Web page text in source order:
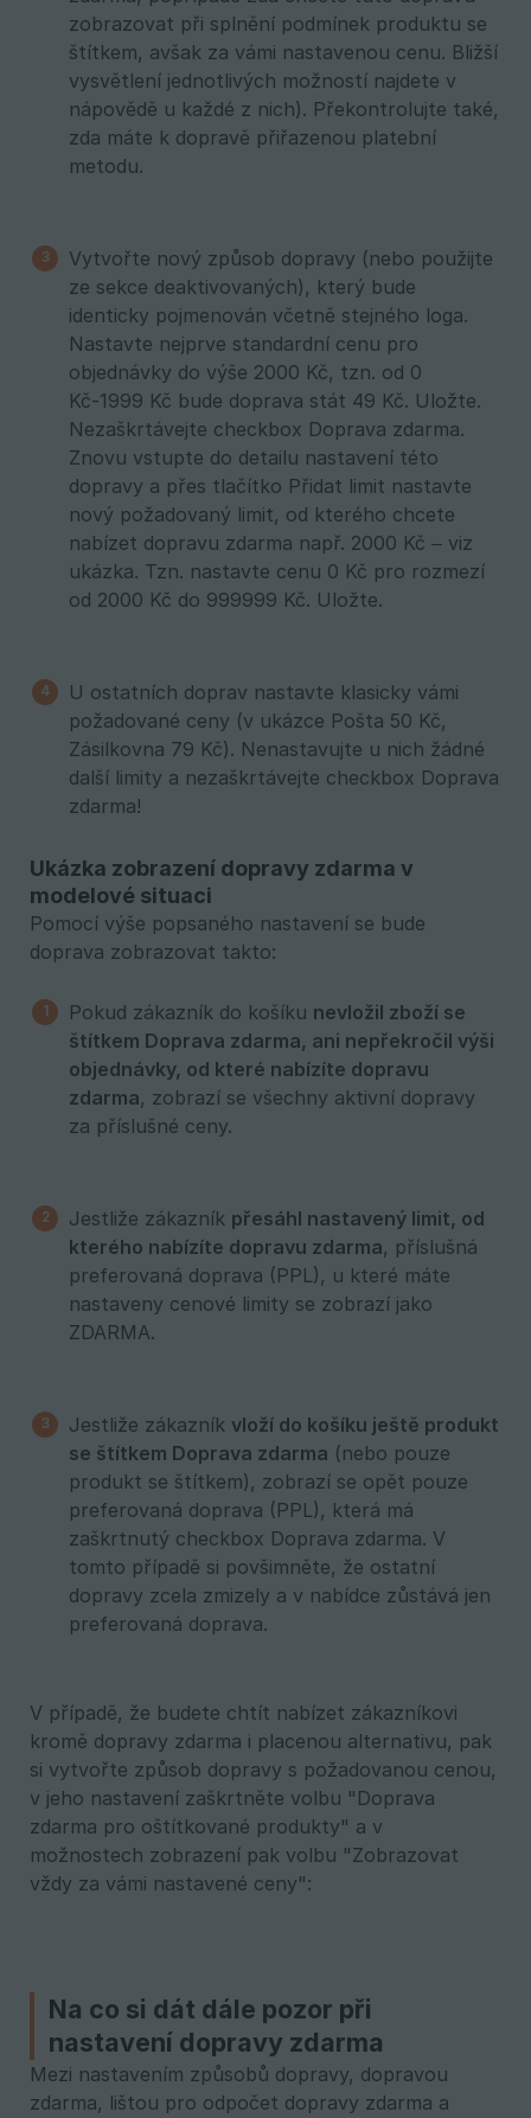
zobrazovat při splnění podmínek produktu se
štítkem, avšak za vámi nastavenou cenu. Bližší
vysvětlení jednotlivých možností najdete v
nápovědě u každé z nich). Překontrolujte také,
zda máte k dopravě přiřazenou platební
metodu.
Vytvořte nový způsob dopravy (nebo použijte
ze sekce deaktivovaných), který bude
identicky pojmenován včetně stejného loga.
Nastavte nejprve standardní cenu pro
objednávky do výše 2000 Kč, tzn. od 0
Kč-1999 Kč bude doprava stát 49 Kč. Uložte.
Nezaškrtávejte checkbox Doprava zdarma.
Znovu vstupte do detailu nastavení této
dopravy a přes tlačítko Přidat limit nastavte
nový požadovaný limit, od kterého chcete
nabízet dopravu zdarma např. 2000 Kč – viz
ukázka. Tzn. nastavte cenu 0 Kč pro rozmezí
od 2000 Kč do 999999 Kč. Uložte.
U ostatních doprav nastavte klasicky vámi
požadované ceny (v ukázce Pošta 50 Kč,
Zásilkovna 79 Kč). Nenastavujte u nich žádné
další limity a nezaškrtávejte checkbox Doprava
zdarma!
Ukázka zobrazení dopravy zdarma v
modelové situaci
Pomocí výše popsaného nastavení se bude
doprava zobrazovat takto:
Pokud zákazník do košíku nevložil zboží se
štítkem Doprava zdarma, ani nepřekročil výši
objednávky, od které nabízíte dopravu
zdarma, zobrazí se všechny aktivní dopravy
za příslušné ceny.
Jestliže zákazník přesáhl nastavený limit, od
kterého nabízíte dopravu zdarma, příslušná
preferovaná doprava (PPL), u které máte
nastaveny cenové limity se zobrazí jako
ZDARMA.
Jestliže zákazník vloží do košíku ještě produkt
se štítkem Doprava zdarma (nebo pouze
produkt se štítkem), zobrazí se opět pouze
preferovaná doprava (PPL), která má
zaškrtnutý checkbox Doprava zdarma. V
tomto případě si povšimněte, že ostatní
dopravy zcela zmizely a v nabídce zůstává jen
preferovaná doprava.
V případě, že budete chtít nabízet zákazníkovi
kromě dopravy zdarma i placenou alternativu, pak
si vytvořte způsob dopravy s požadovanou cenou,
v jeho nastavení zaškrtněte volbu "Doprava
zdarma pro oštítkované produkty" a v
možnostech zobrazení pak volbu "Zobrazovat
vždy za vámi nastavené ceny":
Na co si dát dále pozor při
nastavení dopravy zdarma
Mezi nastavením způsobů dopravy, dopravou
zdarma, lištou pro odpočet dopravy zdarma a